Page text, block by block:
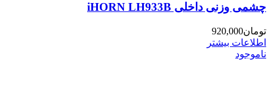
چشمی وزنی داخلی iHORN LH933B
تومان920,000
اطلاعات بیشتر
ناموجود